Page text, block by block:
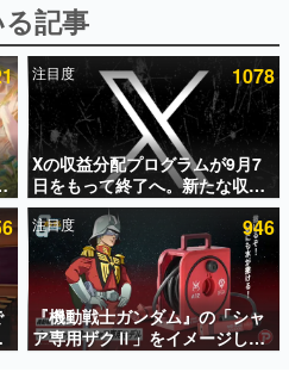
事ランキング
上！ ページビュー数万以上！ などな
まれた、電ファミ渾身の“殿堂入り”記
記事
注目度 1078
Xの収益分配プログラムが9月7
日をもって終了へ。新たな収益
化制度「Original Content
Rewards Program」を発表
注目度 946
『機動戦士ガンダム』の「シャ
ア専用ザクⅡ」をイメージした
散水ホースリールが予約開始。